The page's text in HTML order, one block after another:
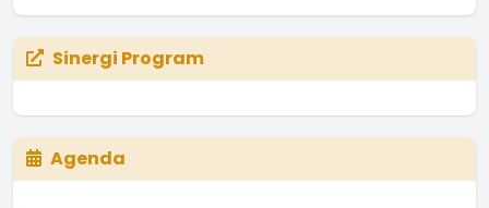
Sinergi Program
Agenda